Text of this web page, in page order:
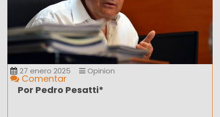
27 enero 2025 Opinion
Comentar
Por Pedro Pesatti*